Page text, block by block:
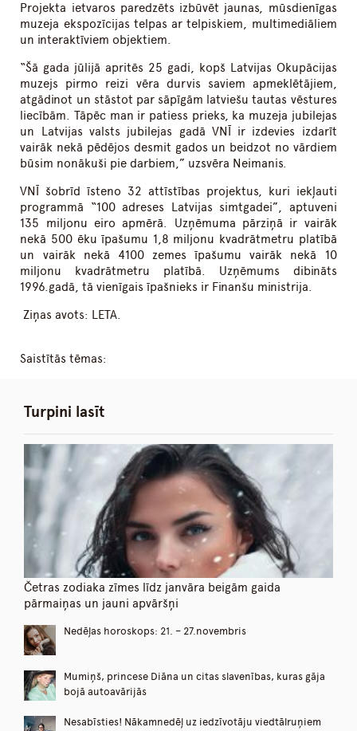
Projekta ietvaros paredzēts izbūvēt jaunas, mūsdienīgas
muzeja ekspozīcijas telpas ar telpiskiem, multimediāliem
un interaktīviem objektiem.
“Šā gada jūlijā apritēs 25 gadi, kopš Latvijas Okupācijas
muzejs pirmo reizi vēra durvis saviem apmeklētājiem,
atgādinot un stāstot par sāpīgām latviešu tautas vēstures
liecībām. Tāpēc man ir patiess prieks, ka muzeja jubilejas
un Latvijas valsts jubilejas gadā VNĪ ir izdevies izdarīt
vairāk nekā pēdējos desmit gados un beidzot no vārdiem
būsim nonākuši pie darbiem,” uzsvēra Neimanis.
VNĪ šobrīd īsteno 32 attīstības projektus, kuri iekļauti
programmā “100 adreses Latvijas simtgadei”, aptuveni
135 miljonu eiro apmērā. Uzņēmuma pārziņā ir vairāk
nekā 500 ēku īpašumu 1,8 miljonu kvadrātmetru platībā
un vairāk nekā 4100 zemes īpašumu vairāk nekā 10
miljonu kvadrātmetru platībā. Uzņēmums dibināts
1996.gadā, tā vienīgais īpašnieks ir Finanšu ministrija.
Ziņas avots: LETA.
Saistītās tēmas:
Turpini lasīt
Četras zodiaka zīmes līdz janvāra beigām gaida
pārmaiņas un jauni apvāršņi
Nedēļas horoskops: 21. – 27.novembris
Mumiņš, princese Diāna un citas slavenības, kuras gāja
bojā autoavārijās
Nesabīsties! Nākamnedēļ uz iedzīvotāju viedtālruņiem